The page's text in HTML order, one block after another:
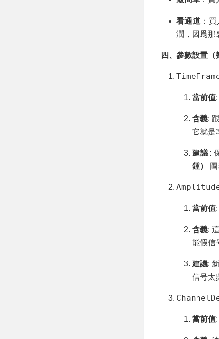
看通道 ：
潤，因爲那
四、參數設置（
當前值:
含義:
它就是
建議:
鍾）
當前值:
含義:
能假信
建議:
信号太
當前值: